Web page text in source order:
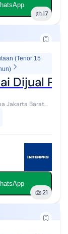
17
(Tenor 15
Dijual
21